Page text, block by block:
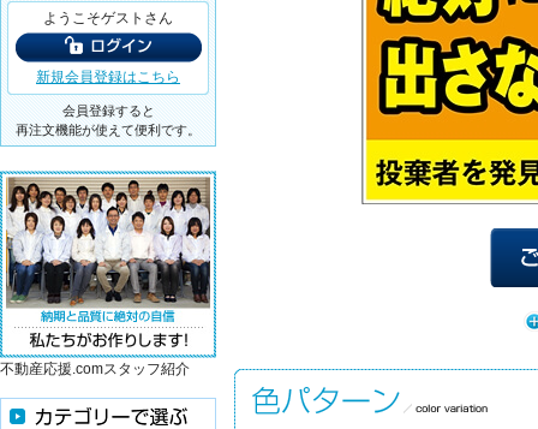
ようこそゲストさん
新規会員登録はこちら
会員登録すると
再注文機能が使えて便利です。
不動産応援.comスタッフ紹介